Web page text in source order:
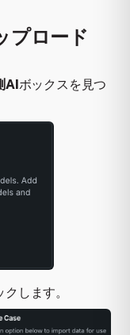
プロード
AIボックスを見つ
します。